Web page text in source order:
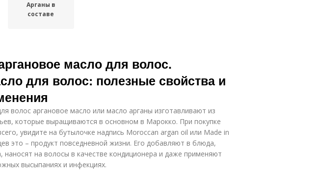
Арганы в
составе
масло для волос.
для волос: полезные свойства и
волос аргановое масло или масло арганы изготавливают из
которые выращиваются в основном в Марокко. При покупке
увидите на бутылочке надпись Moroccan argan oil или Made in
это – продукт повседневной жизни. Его добавляют в блюда,
наносят на волосы в качестве кондиционера и даже применяют
высыпаниях и инфекциях.